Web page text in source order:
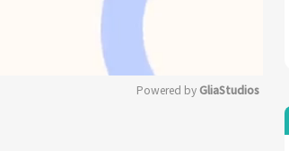
Powered by GliaStudios